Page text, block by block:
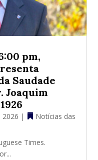
pm,
Saudade
Joaquim
2026 |
Notícias das
Times.